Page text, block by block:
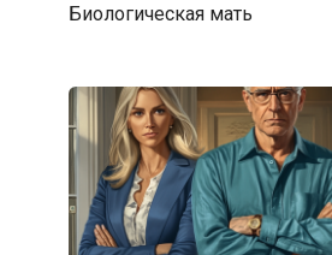
Биологическая мать